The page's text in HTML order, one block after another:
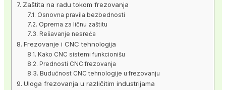
Zaštita na radu tokom frezovanja
Osnovna pravila bezbednosti
Oprema za ličnu zaštitu
Rešavanje nesreća
Frezovanje i CNC tehnologija
Kako CNC sistemi funkcionišu
Prednosti CNC frezovanja
Budućnost CNC tehnologije u frezovanju
Uloga frezovanja u različitim industrijama